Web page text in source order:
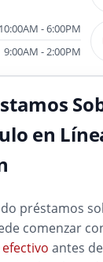
10:00AM - 6:00PM
9:00AM - 2:00PM
en
préstamos
comenzar
antes